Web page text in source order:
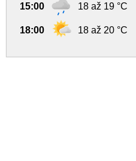
15:00 18 až 19 °C
18:00 18 až 20 °C